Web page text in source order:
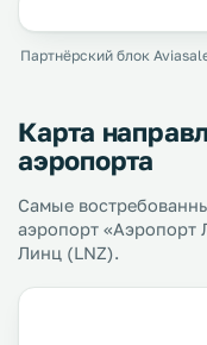
Партнёрский блок
Карта
аэропорта
Самые
аэропорт «Аэропорт
Линц (LNZ).